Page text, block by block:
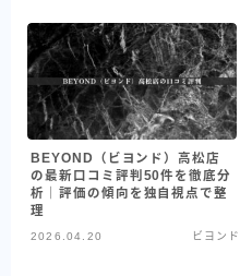
BEYOND（ビヨンド）高松店
の最新口コミ評判50件を徹底分
析｜評価の傾向を独自視点で整
理
2026.04.20 ビヨンド